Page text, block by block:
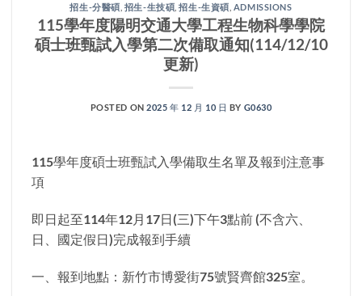
招生-分醫碩 招生-生技碩 ,招生-生資碩 ADMISSIONS
115學年度陽明交通大學工程生物科學學院
碩士班甄試入學第二次備取通知(114/12/10
更新)
POSTED ON2025 年 12 月 10 日 BY G0630
115學年度碩士班甄試入學備取生名單及報到注意事
項
即日起至114年12月17日(三)下午3點前 (不含六、
日、國定假日)完成報到手續
一、報到地點：新竹市博愛街75號賢齊館325室。